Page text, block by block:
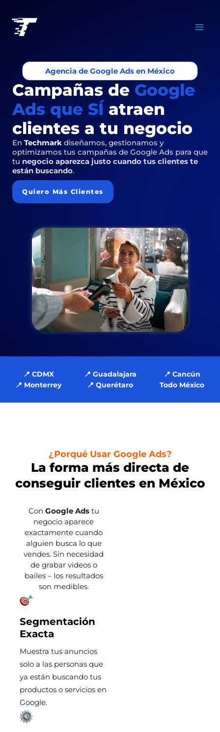
contenido
Agencia de Google Ads en México
Campañas de Google
Ads que SÍ atraen
clientes a tu negocio
En Techmark diseñamos, gestionamos y
optimizamos tus campañas de Google Ads para que
tu negocio aparezca justo cuando tus clientes te
están buscando.
Quiero Más Clientes
📍 CDMX
📍 Monterrey
📍 Guadalajara
📍 Querétaro
📍 Cancún
Todo México
¿Porqué Usar Google Ads?
La forma más directa de
conseguir clientes en México
Con Google Adstu
negocio aparece
exactamente cuando
alguien busca lo que
vendes. Sin necesidad
de grabar videos o
bailes – los resultados
son medibles.
Segmentación
Exacta
Muestra tus anuncios
solo a las personas que
ya están buscando tus
productos o servicios en
Google.